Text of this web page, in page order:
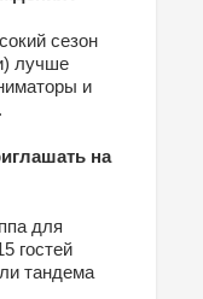
сезон
лучше
и
на
для
гостей
тандема